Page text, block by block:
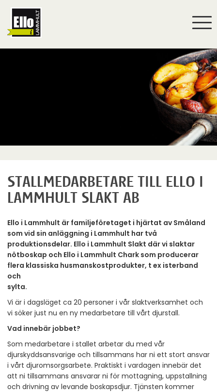
STALLMEDARBETARE TILL ELLO I
LAMMHULT SLAKT AB
Ello i Lammhult är familjeföretaget i hjärtat av Småland
som vid sin anläggning i Lammhult har två
produktionsdelar. Ello i Lammhult Slakt där vi slaktar
nötboskap och Ello i Lammhult Chark som producerar
flera klassiska husmanskostprodukter, t ex isterband
och
sylta.
Vi är i dagsläget ca 20 personer i vår slaktverksamhet och
vi söker just nu en ny medarbetare till vårt djurstall.
Vad innebär jobbet?
Som medarbetare i stallet arbetar du med vår
djurskyddsansvarige och tillsammans har ni ett stort ansvar
i vårt djuromsorgsarbete. Praktiskt i vardagen innebär det
att ni tillsammans ansvarar ni för mottagning, uppstallning
och drivning av levande boskapsdjur. Tjänsten kommer